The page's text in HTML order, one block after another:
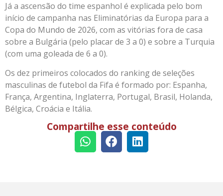
Já a ascensão do time espanhol é explicada pelo bom
início de campanha nas Eliminatórias da Europa para a
Copa do Mundo de 2026, com as vitórias fora de casa
sobre a Bulgária (pelo placar de 3 a 0) e sobre a Turquia
(com uma goleada de 6 a 0).
Os dez primeiros colocados do ranking de seleções
masculinas de futebol da Fifa é formado por: Espanha,
França, Argentina, Inglaterra, Portugal, Brasil, Holanda,
Bélgica, Croácia e Itália.
Compartilhe esse conteúdo